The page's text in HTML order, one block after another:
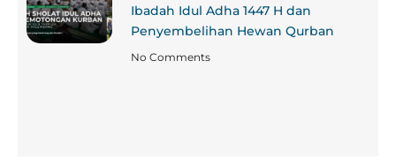
Ibadah Idul Adha 1447 H dan
Penyembelihan Hewan Qurban
No Comments